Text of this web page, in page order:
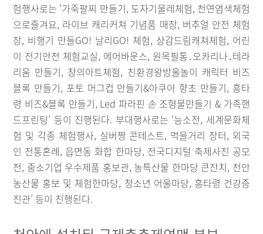
험행사로는 ‘가죽팔찌 만들기, 도자기물레체험, 천연염색체험
으로즐겨요, 라이브 캐리커쳐 기념품 매장, 버추얼 안전 체험
장, 비행기 만들GO! 날리GO! 체험, 상감드림캐쳐체험, 어린
이 전기안전 체험교실, 에어바운스, 원목필통․오카리나․테라
리움 만들기, 창의아트체험, 친환경왕방울놀이 캐릭터 비즈
블록 만들기, 포토 머그컵 만들기&아쿠아 향초 만들기, 흥타
령 비즈&블록 만들기, Led 파라핀 손 조형물만들기 & 가족핸
드프린팅’ 등이 진행된다. 부대행사로는 ‘능소전, 세계문화체
험 및 각종 체험행사, 실버짱 콘테스트, 먹을거리 장터, 외국
인 전통혼례, 읍면동 화합 한마당, 전국디지털 축제사진 공모
전, 중소기업 우수제품 홍보관, 농특산물 한마당 큰잔치, 천안
농산물 홍보 및 체험한마당, 청소년 어울마당, 흥타령 건강증
진관’ 등이 진행된다.